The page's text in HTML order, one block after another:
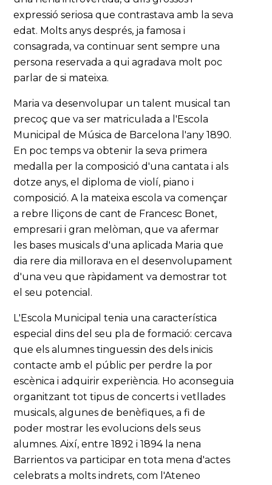
expressió seriosa que contrastava amb la seva
edat. Molts anys després, ja famosa i
consagrada, va continuar sent sempre una
persona reservada a qui agradava molt poc
parlar de si mateixa.
Maria va desenvolupar un talent musical tan
precoç que va ser matriculada a l'Escola
Municipal de Música de Barcelona l'any 1890.
En poc temps va obtenir la seva primera
medalla per la composició d'una cantata i als
dotze anys, el diploma de violí, piano i
composició. A la mateixa escola va començar
a rebre lliçons de cant de Francesc Bonet,
empresari i gran melòman, que va afermar
les bases musicals d'una aplicada Maria que
dia rere dia millorava en el desenvolupament
d'una veu que ràpidament va demostrar tot
el seu potencial.
L'Escola Municipal tenia una característica
especial dins del seu pla de formació: cercava
que els alumnes tinguessin des dels inicis
contacte amb el públic per perdre la por
escènica i adquirir experiència. Ho aconseguia
organitzant tot tipus de concerts i vetllades
musicals, algunes de benèfiques, a fi de
poder mostrar les evolucions dels seus
alumnes. Així, entre 1892 i 1894 la nena
Barrientos va participar en tota mena d'actes
celebrats a molts indrets, com l'Ateneo